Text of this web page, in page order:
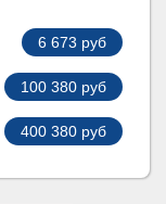
6 673 руб
100 380 руб
400 380 руб